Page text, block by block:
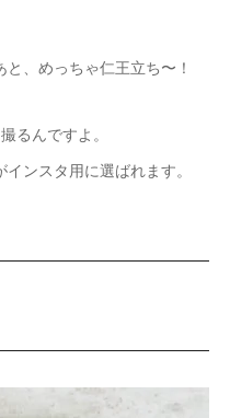
、めっちゃ仁王立ち〜！
るんですよ。
ンスタ用に選ばれます。